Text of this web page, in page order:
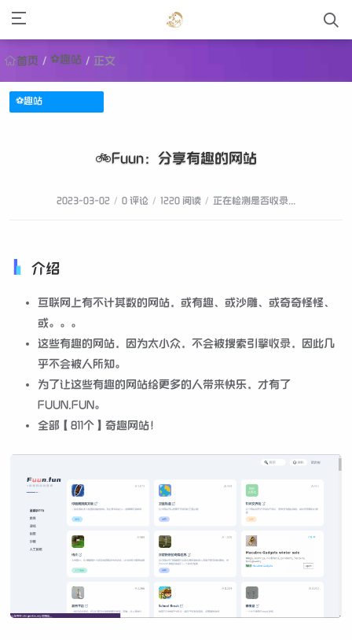
首页 / ⚽趣站 / 正文
⚽趣站
🚲Fuun：分享有趣的网站
2023-03-02 / 0 评论 / 1220 阅读 / 正在检测是否收录...
介绍
互联网上有不计其数的网站，或有趣、或沙雕、或奇奇怪怪、
或。。。
这些有趣的网站，因为太小众，不会被搜索引擎收录，因此几
乎不会被人所知。
为了让这些有趣的网站给更多的人带来快乐，才有了
FUUN.FUN。
全部【811个】奇趣网站！